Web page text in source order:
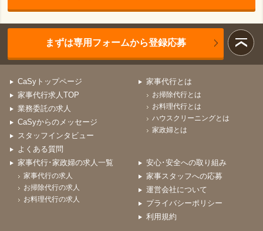
まずは専用フォームから登録応募
CaSyトップページ
家事代行求人TOP
業務委託の求人
CaSyからのメッセージ
スタッフインタビュー
よくある質問
家事代行とは
お掃除代行とは
お料理代行とは
ハウスクリーニングとは
家政婦とは
家事代行･家政婦の求人一覧
家事代行の求人
お掃除代行の求人
お料理代行の求人
安心･安全への取り組み
家事スタッフへの応募
運営会社について
プライバシーポリシー
利用規約